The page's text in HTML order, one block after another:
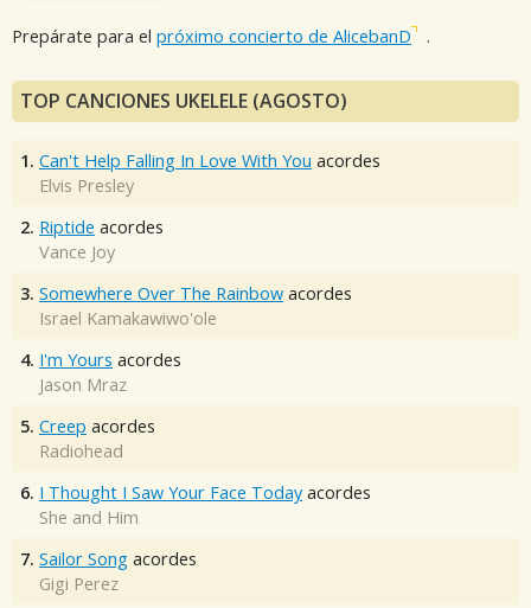
Prepárate para el próximo concierto de AlicebanD .
TOP CANCIONES UKELELE (AGOSTO)
1. Can't Help Falling In Love With You acordes
Elvis Presley
2. Riptide acordes
Vance Joy
3. Somewhere Over The Rainbow acordes
Israel Kamakawiwo'ole
4. I'm Yours acordes
Jason Mraz
5. Creep acordes
Radiohead
6. I Thought I Saw Your Face Today acordes
She and Him
7. Sailor Song acordes
Gigi Perez